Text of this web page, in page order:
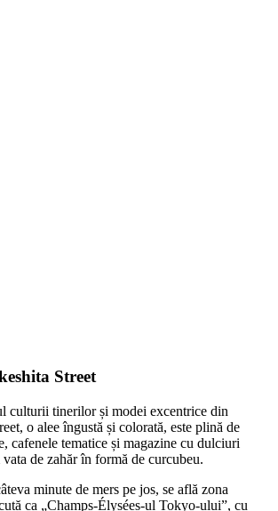
Street
culturii tinerilor și modei excentrice din
o alee îngustă și colorată, este plină de
cafenele tematice și magazine cu dulciuri
de zahăr în formă de curcubeu.
minute de mers pe jos, se află zona
ca „Champs-Élysées-ul Tokyo-ului”, cu